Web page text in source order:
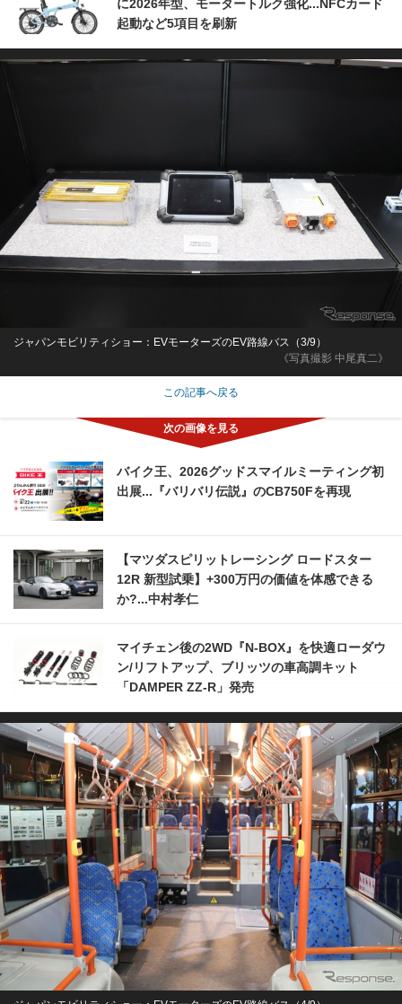
に2026年型、モータートルク強化...NFCカード
起動など5項目を刷新
《写真撮影 中尾真二》
ジャパンモビリティショー：EVモーターズのEV路線バス（3/9）
この記事へ戻る
バイク王、2026グッドスマイルミーティング初
出展...『バリバリ伝説』のCB750Fを再現
【マツダスピリットレーシング ロードスター
12R 新型試乗】+300万円の価値を体感できる
か?...中村孝仁
マイチェン後の2WD『N-BOX』を快適ローダウ
ン/リフトアップ、ブリッツの車高調キット
「DAMPER ZZ-R」発売